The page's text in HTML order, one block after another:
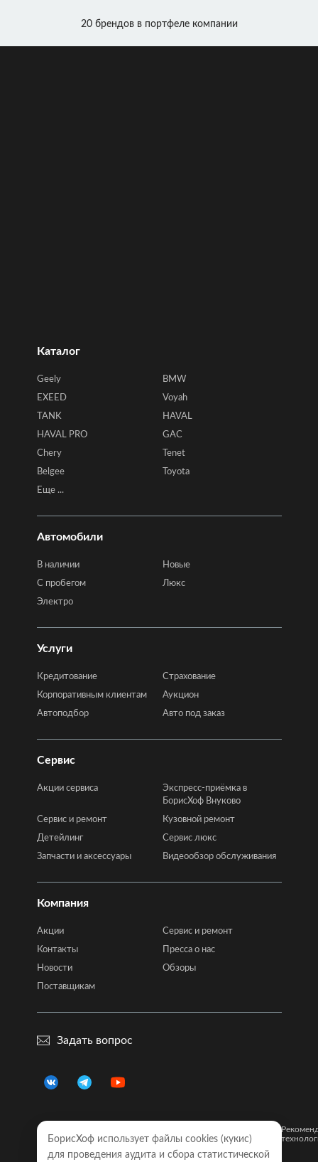
20 брендов в портфеле компании
Каталог
Geely
BMW
EXEED
Voyah
TANK
HAVAL
HAVAL PRO
GAC
Chery
Tenet
Belgee
Toyota
Еще ...
Автомобили
В наличии
Новые
C пробегом
Люкс
Электро
Услуги
Кредитование
Страхование
Корпоративным клиентам
Аукцион
Автоподбор
Авто под заказ
Сервис
Акции сервиса
Экспресс-приёмка в
БорисХоф Внуково
Сервис и ремонт
Кузовной ремонт
Детейлинг
Сервис люкс
Запчасти и аксессуары
Видеообзор обслуживания
Компания
Акции
Сервис и ремонт
Контакты
Пресса о нас
Новости
Обзоры
Поставщикам
Задать вопрос
Правовая
информация
конфиденциальности
сайта
БорисХоф использует файлы cookies (кукиc)
для проведения аудита и сбора статистической